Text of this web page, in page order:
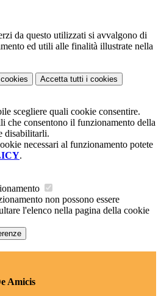
da questo utilizzati si avvalgono di
ed utili alle finalità illustrate nella
Accetta tutti i cookies
scegliere quali cookie consentire.
che consentono il funzionamento della
disabilitarli.
necessari al funzionamento potete
.
non possono essere
l'elenco nella pagina della cookie
Amicis